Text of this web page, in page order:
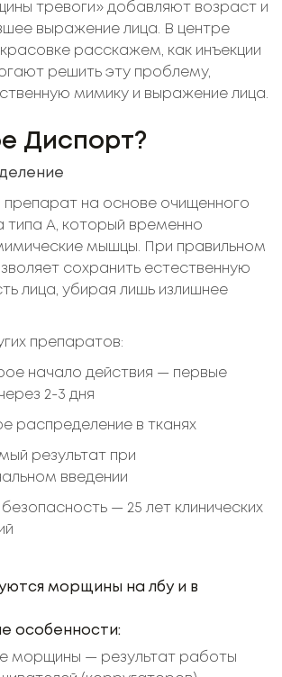
тревоги» добавляют возраст и
выражение лица. В центре
расскажем, как инъекции
решить эту проблему,
мимику и выражение лица.
Диспорт?
на основе очищенного
типа А, который временно
мышцы. При правильном
сохранить естественную
лица, убирая лишь излишнее
препаратов:
начало действия — первые
2-3 дня
распределение в тканях
результат при
введении
— 25 лет клинических
морщины на лбу и в
особенности:
морщины — результат работы